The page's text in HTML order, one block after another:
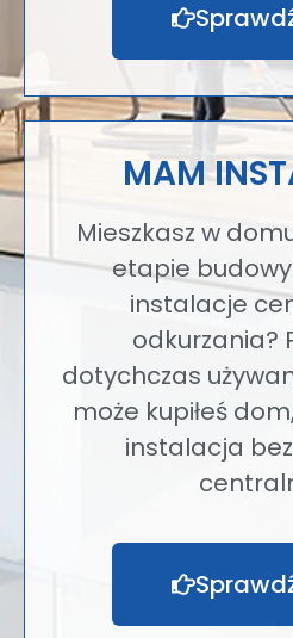
MAM
Mieszkasz w
etapie
instalacje
odkurzania?
dotychczas
może kupiłeś
instalacja